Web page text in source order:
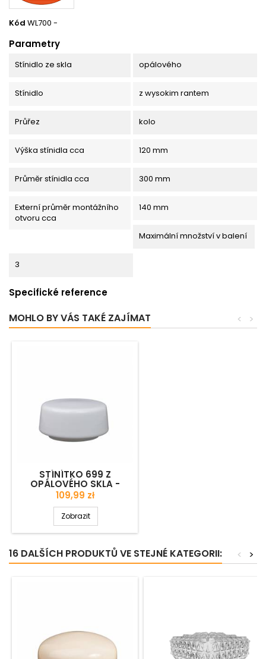
Kód WL700 -
Parametry
Stínidlo ze skla opálového
Stínidlo z wysokim rantem
Průřez kolo
Výška stínidla cca 120 mm
Průměr stínidla cca 300 mm
Externí průměr montážního
otvoru cca
140 mm
Maximální množství v balení
3
Specifické reference
MOHLO BY VÁS TAKÉ ZAJÍMAT >
<
STÍNÍTKO 699 Z
OPÁLOVÉHO SKLA -
PRŮM. 200/145 MM
Cena
109,99 zł
Zobrazit
16 DALŠÍCH PRODUKTŮ VE STEJNÉ KATEGORII: >
<